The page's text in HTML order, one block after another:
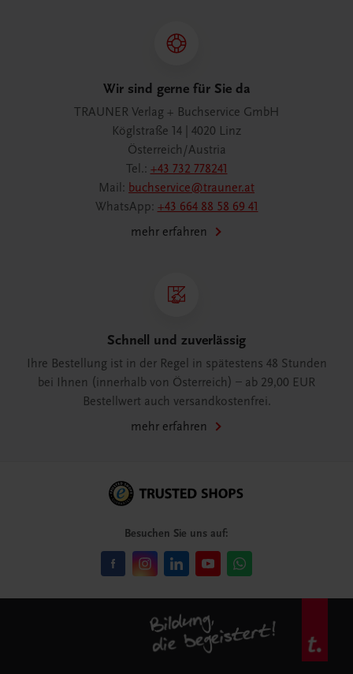
Wir sind gerne für Sie da
TRAUNER Verlag + Buchservice GmbH
Köglstraße 14 | 4020 Linz
Österreich/Austria
Tel.: +43 732 778241
Mail: buchservice@trauner.at
WhatsApp: +43 664 88 58 69 41
mehr erfahren
Schnell und zuverlässig
Ihre Bestellung ist in der Regel in spätestens 48 Stunden
bei Ihnen (innerhalb von Österreich) – ab 29,00 EUR
Bestellwert auch versandkostenfrei.
mehr erfahren
Besuchen Sie uns auf: